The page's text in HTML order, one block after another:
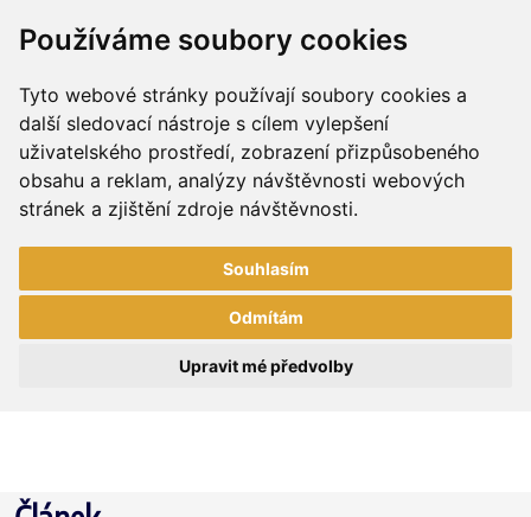
Používáme soubory cookies
Tyto webové stránky používají soubory cookies a
další sledovací nástroje s cílem vylepšení
uživatelského prostředí, zobrazení přizpůsobeného
obsahu a reklam, analýzy návštěvnosti webových
stránek a zjištění zdroje návštěvnosti.
Souhlasím
Odmítám
Upravit mé předvolby